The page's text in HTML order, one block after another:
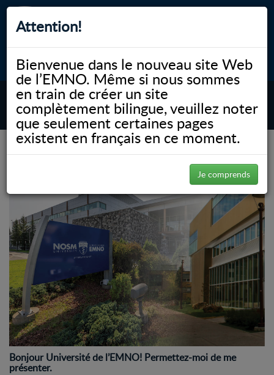
Attention!
Bienvenue dans le nouveau site Web
de l’EMNO. Même si nous sommes
en train de créer un site
complètement bilingue, veuillez noter
que seulement certaines pages
existent en français en ce moment.
Je comprends
myNOSM Accessibilité A- A+ English
MENU
NOSM.ca (Page 5)
Bonjour Université de l’EMNO! Permettez-moi de me
présenter.